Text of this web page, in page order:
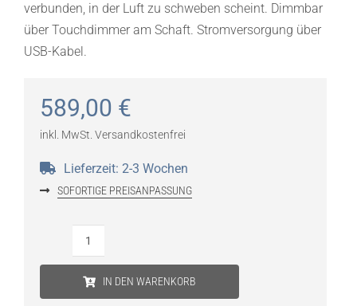
verbunden, in der Luft zu schweben scheint. Dimmbar
über Touchdimmer am Schaft. Stromversorgung über
USB-Kabel.
589,00 €
inkl. MwSt. Versandkostenfrei
Lieferzeit: 2-3 Wochen
SOFORTIGE PREISANPASSUNG
IN DEN WARENKORB